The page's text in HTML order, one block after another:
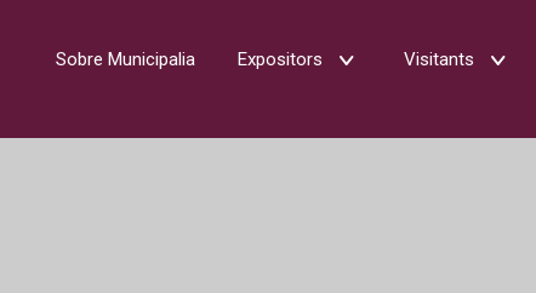
Sobre Municipalia Expositors Visitants